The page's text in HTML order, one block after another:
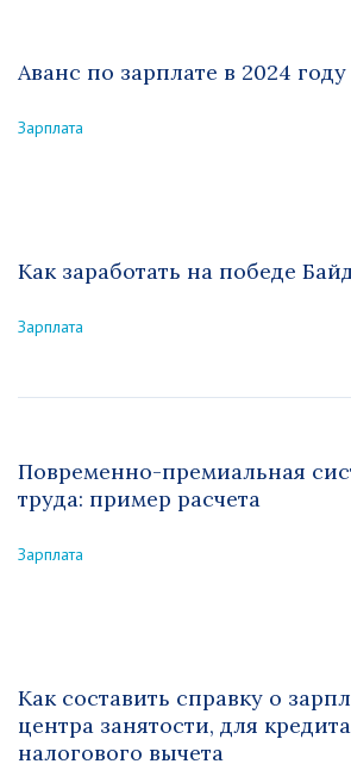
Аванс по зарплате в 2024 году
Зарплата
Как заработать на победе
Зарплата
Повременно-премиальная
труда: пример расчета
Зарплата
Как составить справку о
центра занятости, для
налогового вычета